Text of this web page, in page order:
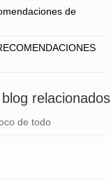
de
relacionados
de todo